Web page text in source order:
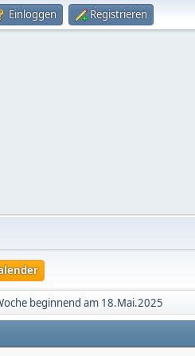
Einloggen Registrieren
beginnend am 18.Mai.2025